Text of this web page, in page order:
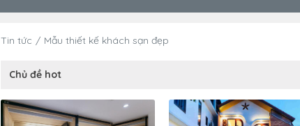
Tin tức Mẫu thiết kế khách sạn đẹp
Chủ đề hot